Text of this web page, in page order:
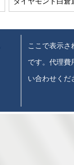
ここで表示さ
です。代理費
い合わせくだ